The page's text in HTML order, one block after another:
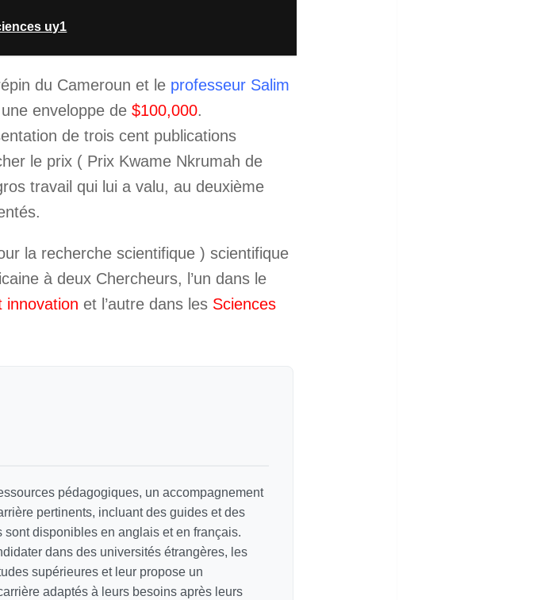
uy1
du Cameroun et le professeur Salim
enveloppe de $100,000.
de trois cent publications
le prix ( Prix Kwame Nkrumah de
travail qui lui a valu, au deuxième
la recherche scientifique ) scientifique
à deux Chercheurs, l’un dans le
innovation et l’autre dans les Sciences
pédagogiques, un accompagnement
pertinents, incluant des guides et des
disponibles en anglais et en français.
dans des universités étrangères, les
supérieures et leur propose un
adaptés à leurs besoins après leurs